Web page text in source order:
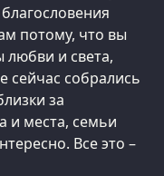
потому, что вы
любви и света,
сейчас собрались
за
и места, семьи
Все это –